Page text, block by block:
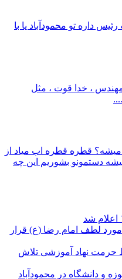
رئیس داره تو محمودآباد یا با
، خدا قوت ، مثل
قطره قطره اب میاد از
دستمونو بشوریم این چه
مورد لطف امام رضا (ع) قرار
حرمت نهاد آموزشی تلاش
و دانشگاه در محمودآباد